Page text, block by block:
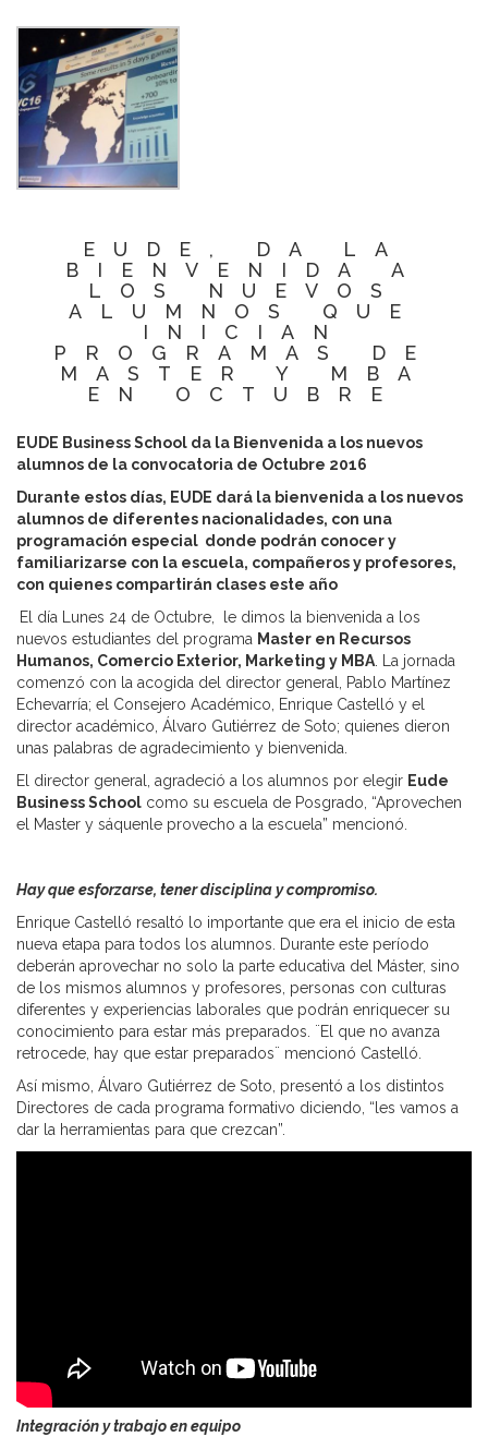
EUDE, DA LA
BIENVENIDA A
LOS NUEVOS
ALUMNOS QUE
INICIAN
PROGRAMAS DE
MASTER Y MBA
EN OCTUBRE
EUDE Business School da la Bienvenida a los nuevos
alumnos de la convocatoria de Octubre 2016
Durante estos días, EUDE dará la bienvenida a los nuevos
alumnos de diferentes nacionalidades, con una
programación especial donde podrán conocer y
familiarizarse con la escuela, compañeros y profesores,
con quienes compartirán clases este año
El día Lunes 24 de Octubre, le dimos la bienvenida a los
nuevos estudiantes del programa Master en Recursos
Humanos, Comercio Exterior, Marketing y MBA . La jornada
comenzó con la acogida del director general, Pablo Martínez
Echevarría; el Consejero Académico, Enrique Castelló y el
director académico, Álvaro Gutiérrez de Soto; quienes dieron
unas palabras de agradecimiento y bienvenida.
El director general, agradeció a los alumnos por elegir Eude
Business School como su escuela de Posgrado, “Aprovechen
el Master y sáquenle provecho a la escuela” mencionó.
Hay que esforzarse, tener disciplina y compromiso.
Enrique Castelló resaltó lo importante que era el inicio de esta
nueva etapa para todos los alumnos. Durante este período
deberán aprovechar no solo la parte educativa del Máster, sino
de los mismos alumnos y profesores, personas con culturas
diferentes y experiencias laborales que podrán enriquecer su
conocimiento para estar más preparados. ¨El que no avanza
retrocede, hay que estar preparados¨ mencionó Castelló.
Así mismo, Álvaro Gutiérrez de Soto, presentó a los distintos
Directores de cada programa formativo diciendo, “les vamos a
dar la herramientas para que crezcan”.
Integración y trabajo en equipo